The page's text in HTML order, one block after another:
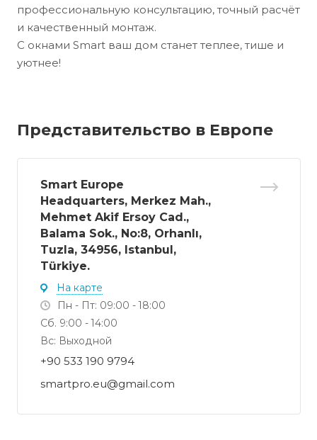
профессиональную консультацию, точный расчёт
и качественный монтаж.
С окнами Smart ваш дом станет теплее, тише и
уютнее!
Представительство в Европе
Smart Europe
Headquarters, Merkez Mah.,
Mehmet Akif Ersoy Cad.,
Balama Sok., No:8, Orhanlı,
Tuzla, 34956, Istanbul,
Türkiye.
На карте
Пн - Пт: 09:00 - 18:00
Сб. 9:00 - 14:00
Вс: Выходной
+90 533 190 9794‬
smartpro.eu@gmail.com